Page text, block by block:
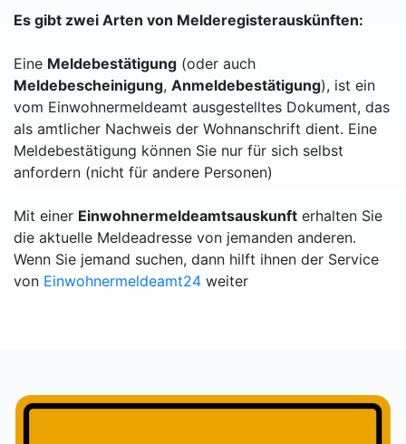
Es gibt zwei Arten von Melderegisterauskünften:
Eine Meldebestätigung (oder auch
Meldebescheinigung, Anmeldebestätigung), ist ein
vom Einwohnermeldeamt ausgestelltes Dokument, das
als amtlicher Nachweis der Wohnanschrift dient. Eine
Meldebestätigung können Sie nur für sich selbst
anfordern (nicht für andere Personen)
Mit einer Einwohnermeldeamtsauskunft erhalten Sie
die aktuelle Meldeadresse von jemanden anderen.
Wenn Sie jemand suchen, dann hilft ihnen der Service
von Einwohnermeldeamt24 weiter